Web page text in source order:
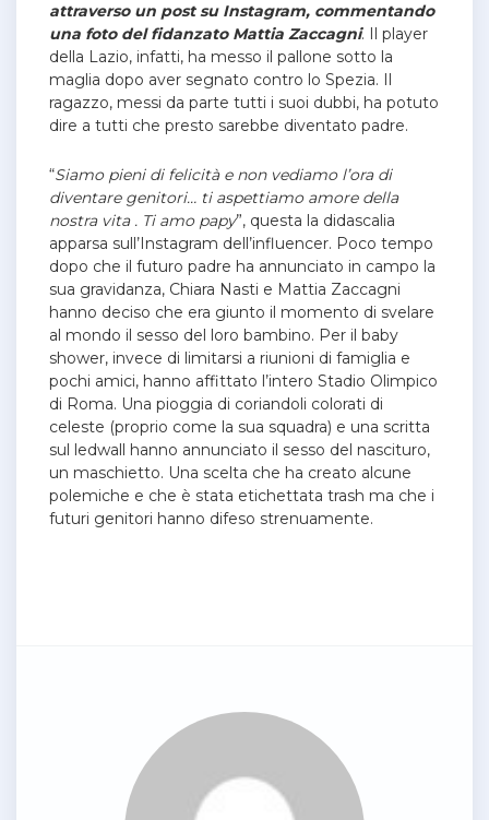
attraverso un post su Instagram, commentando
una foto del fidanzato Mattia Zaccagni. Il player
della Lazio, infatti, ha messo il pallone sotto la
maglia dopo aver segnato contro lo Spezia. Il
ragazzo, messi da parte tutti i suoi dubbi, ha potuto
dire a tutti che presto sarebbe diventato padre.
“Siamo pieni di felicità e non vediamo l’ora di
diventare genitori… ti aspettiamo amore della
nostra vita . Ti amo papy”, questa la didascalia
apparsa sull’Instagram dell’influencer. Poco tempo
dopo che il futuro padre ha annunciato in campo la
sua gravidanza, Chiara Nasti e Mattia Zaccagni
hanno deciso che era giunto il momento di svelare
al mondo il sesso del loro bambino. Per il baby
shower, invece di limitarsi a riunioni di famiglia e
pochi amici, hanno affittato l’intero Stadio Olimpico
di Roma. Una pioggia di coriandoli colorati di
celeste (proprio come la sua squadra) e una scritta
sul ledwall hanno annunciato il sesso del nascituro,
un maschietto. Una scelta che ha creato alcune
polemiche e che è stata etichettata trash ma che i
futuri genitori hanno difeso strenuamente.